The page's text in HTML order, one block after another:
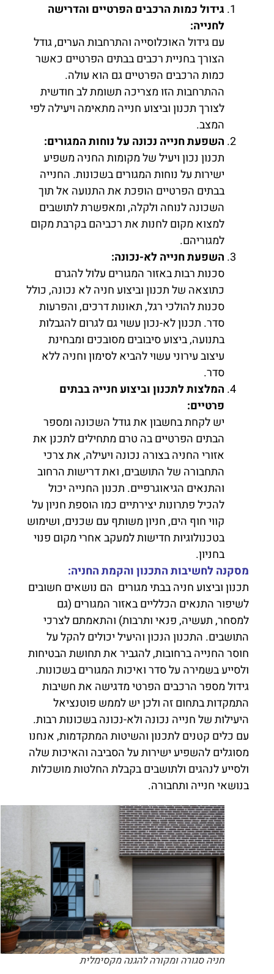
גידול כמות הרכבים הפרטיים והדרישה
לחנייה:
עם גידול האוכלוסייה והתרחבות הערים, גודל
הצורך בחניית רכבים בבתים הפרטיים כאשר
כמות הרכבים הפרטיים גם הוא עולה.
ההתרחבות הזו מצריכה תשומת לב חודשית
לצורך תכנון וביצוע חנייה מתאימה ויעילה לפי
המצב.
השפעת חנייה נכונה על נוחות המגורים:
תכנון נכון ויעיל של מקומות החניה משפיע
ישירות על נוחות המגורים בשכונות. החנייה
בבתים הפרטיים הופכת את התנועה אל תוך
השכונה לנוחה ולקלה, ומאפשרת לתושבים
למצוא מקום לחנות את רכביהם בקרבת מקום
למגוריהם.
השפעת חנייה לא-נכונה:
סכנות רבות באזור המגורים עלול להגרם
כתוצאה של תכנון וביצוע חניה לא נכונה, כולל
סכנות להולכי רגל, תאונות דרכים, והפרעות
סדר. תכנון לא-נכון עשוי גם לגרום להגבלות
בתנועה, ביצוע סיבובים מסובכים ומבחינת
עיצוב עירוני עשוי להביא לסימון וחניה ללא
סדר.
המלצות לתכנון וביצוע חנייה בבתים
פרטיים:
יש לקחת בחשבון את גודל השכונה ומספר
הבתים הפרטיים בה טרם מתחילים לתכנן את
אזורי החניה בצורה נכונה ויעילה, את צרכי
התחבורה של התושבים, ואת דרישות הרחוב
והתנאים הגיאוגרפיים. תכנון החנייה יכול
להכיל פתרונות יצירתיים כמו הוספת חניון על
קווי חוף הים, חניון משותף עם שכנים, ושימוש
בטכנולוגיות חדישות למעקב אחרי מקום פנוי
בחניון.
מסקנה לחשיבות התכנון והקמת החניה:
תכנון וביצוע חניה בבתי מגורים הם נושאים חשובים
לשיפור התנאים הכלליים באזור המגורים (גם
למסחר, תעשיה, פנאי ותרבות) והתאמתם לצרכי
התושבים. התכנון הנכון והיעיל יכולים להקל על
חוסר החנייה ברחובות, להגביר את תחושת הבטיחות
ולסייע בשמירה על סדר ואיכות המגורים בשכונות.
גידול מספר הרכבים הפרטי מדגישה את חשיבות
התמקדות בתחום זה ולכן יש לממש פוטנציאל
היעילות של חנייה נכונה ולא-נכונה בשכונות רבות.
עם כלים קטנים לתכנון והשיטות המתקדמות, אנחנו
מסוגלים להשפיע ישירות על הסביבה והאיכות שלה
ולסייע לנהגים ולתושבים בקבלת החלטות מושכלות
בנושאי חנייה ותחבורה.
חניה סגורה ומקורה להגנה מקסימלית